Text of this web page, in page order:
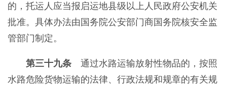
的，托运人应当报启运地县级以上人民政府公安机关
批准。具体办法由国务院公安部门商国务院核安全监
管部门制定。
第三十九条通过水路运输放射性物品的，按照
水路危险货物运输的法律、行政法规和规章的有关规